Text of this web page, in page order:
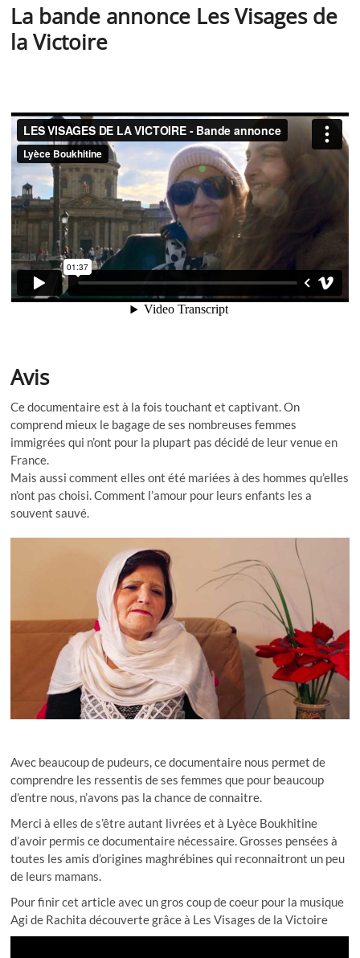
La bande annonce Les Visages de
la Victoire
Avis
Ce documentaire est à la fois touchant et captivant. On
comprend mieux le bagage de ses nombreuses femmes
immigrées qui n’ont pour la plupart pas décidé de leur venue en
France.
Mais aussi comment elles ont été mariées à des hommes qu’elles
n’ont pas choisi. Comment l’amour pour leurs enfants les a
souvent sauvé.
Avec beaucoup de pudeurs, ce documentaire nous permet de
comprendre les ressentis de ses femmes que pour beaucoup
d’entre nous, n’avons pas la chance de connaitre.
Merci à elles de s’être autant livrées et à Lyèce Boukhitine
d’avoir permis ce documentaire nécessaire. Grosses pensées à
toutes les amis d’origines maghrébines qui reconnaitront un peu
de leurs mamans.
Pour finir cet article avec un gros coup de coeur pour la musique
Agi de Rachita découverte grâce à Les Visages de la Victoire